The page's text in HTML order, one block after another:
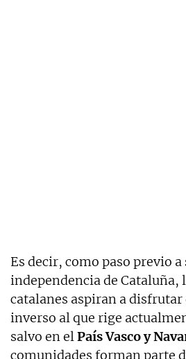
Es decir, como paso previo
independencia de Cataluña,
catalanes aspiran a
inverso al que rige
salvo en elPaís Vasco y
comunidades forman parte